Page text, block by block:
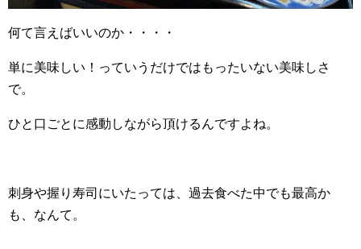
何て言えばいいのか・・・・
単に美味しい！っていうだけではもったいない美味しさ
で。
ひと口ごとに感動しながら頂けるんですよね。
刺身や握り寿司にいたっては、過去食べた中でも最高か
も、なんて。